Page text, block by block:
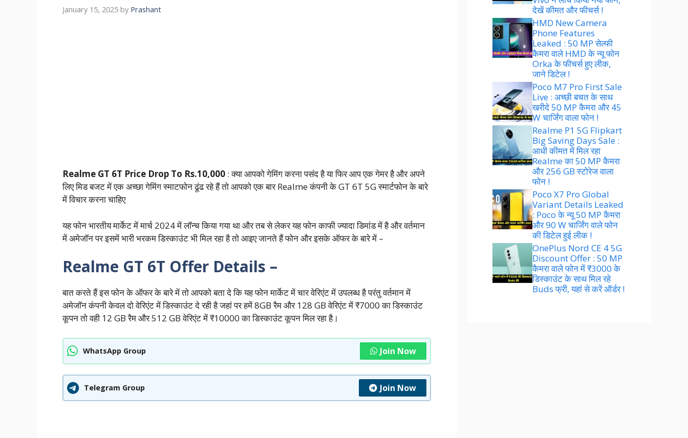
January 15, 2025 by Prashant
Realme GT 6T Price Drop To Rs.10,000 : क्या आपको गेमिंग करना पसंद है या फिर आप एक गेमर है और अपने
लिए मिड बजट में एक अच्छा गेमिंग स्माटफोन ढूंढ रहे हैं तो आपको एक बार Realme कंपनी के GT 6T 5G स्मार्टफोन के बारे
में विचार करना चाहिए
यह फोन भारतीय मार्केट में मार्च 2024 में लॉन्च किया गया था और तब से लेकर यह फोन काफी ज्यादा डिमांड में है और वर्तमान
में अमेजॉन पर इसमें भारी भरकम डिस्काउंट भी मिल रहा है तो आइए जानते हैं फोन और इसके ऑफर के बारे में –
Realme GT 6T Offer Details –
बात करते हैं इस फोन के ऑफर के बारे में तो आपको बता दे कि यह फोन मार्केट में चार वेरिएंट में उपलब्ध है परंतु वर्तमान में
अमेजॉन कंपनी केवल दो वेरिएंट में डिस्काउंट दे रही है जहां पर हमें 8GB रैम और 128 GB वेरिएंट में ₹7000 का डिस्काउंट
कूपन तो वही 12 GB रैम और 512 GB वेरिएंट में ₹10000 का डिस्काउंट कूपन मिल रहा है।
WhatsApp Group Join Now
Telegram Group Join Now
देखें कीमत और फीचर्स !
HMD New Camera
Phone Features
Leaked : 50 MP सेल्फी
कैमरा वाले HMD के न्यू फोन
Orka के फीचर्स हुए लीक,
जाने डिटेल !
Poco M7 Pro First Sale
Live : अच्छी बचत के साथ
खरीदे 50 MP कैमरा और 45
W चार्जिंग वाला फोन !
Realme P1 5G Flipkart
Big Saving Days Sale :
आधी कीमत में मिल रहा
Realme का 50 MP कैमरा
और 256 GB स्टोरेज वाला
फोन !
Poco X7 Pro Global
Variant Details Leaked
: Poco के न्यू 50 MP कैमरा
और 90 W चार्जिंग वाले फोन
की डिटेल हुई लीक !
OnePlus Nord CE 4 5G
Discount Offer : 50 MP
कैमरा वाले फोन में ₹3000 के
डिस्काउंट के साथ मिल रहे
Buds फ्री, यहां से करें ऑर्डर !